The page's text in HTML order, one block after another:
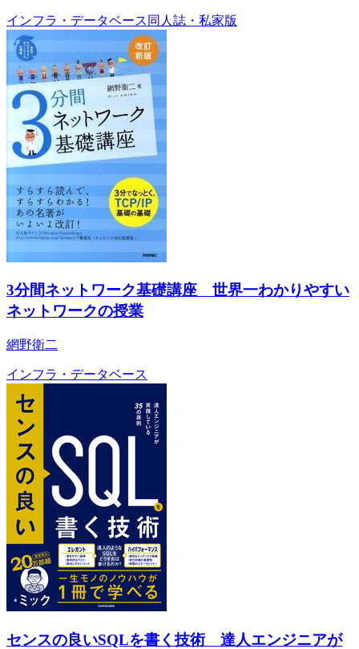
インフラ・データベース 同人誌・私家版
3分間ネットワーク基礎講座 世界一わかりやすい
ネットワークの授業
網野衛二
インフラ・データベース
センスの良いSQLを書く技術 達人エンジニアが